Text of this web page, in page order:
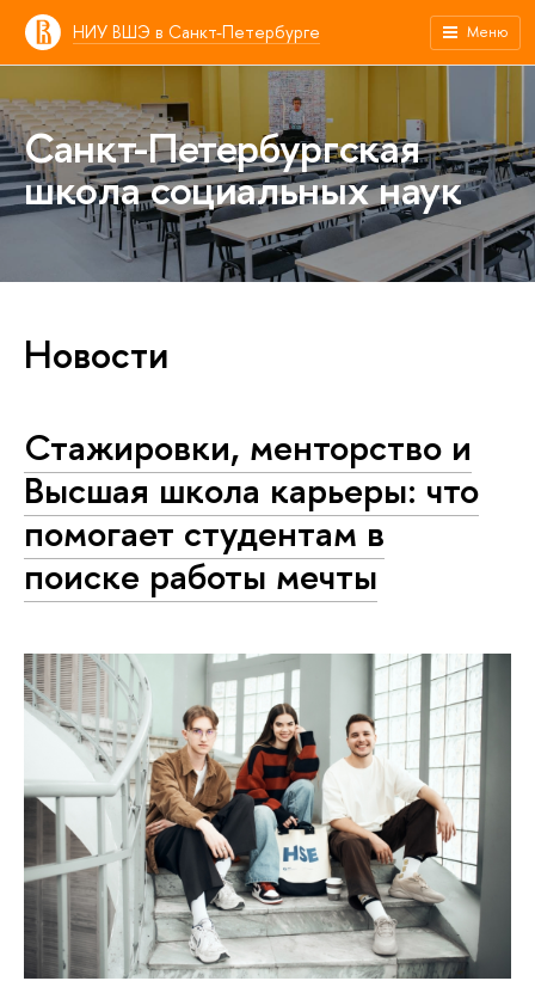
НИУ ВШЭ в Санкт-Петербурге Меню
Санкт-Петербургская
школа социальных наук
Новости
Стажировки, менторство и
Высшая школа карьеры: что
помогает студентам в
поиске работы мечты